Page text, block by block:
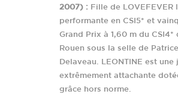
2007) : Fille de LOVEFEVER
performante en CSI5* et
Grand Prix à 1,60 m du CSI4*
Rouen sous la selle de Patrice
Delaveau. LEONTINE est une
extrêmement attachante
grâce hors norme.